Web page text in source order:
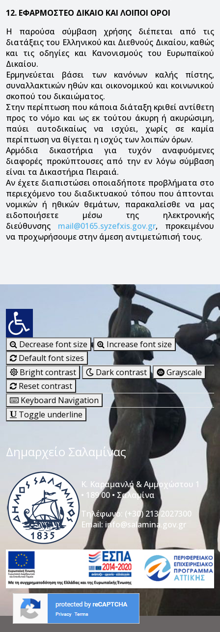
12. ΕΦΑΡΜΟΣΤΕΟ ΔΙΚΑΙΟ ΚΑΙ ΛΟΙΠΟΙ ΟΡΟΙ
Η παρούσα σύμβαση χρήσης διέπεται από τις
διατάξεις του Ελληνικού και Διεθνούς Δικαίου, καθώς
και τις οδηγίες και Κανονισμούς του Ευρωπαϊκού
Δικαίου.
Ερμηνεύεται βάσει των κανόνων καλής πίστης,
συναλλακτικών ηθών και οικονομικού και κοινωνικού
σκοπού του δικαιώματος.
Στην περίπτωση που κάποια διάταξη κριθεί αντίθετη
προς το νόμο και ως εκ τούτου άκυρη ή ακυρώσιμη,
παύει αυτοδικαίως να ισχύει, χωρίς σε καμία
περίπτωση να θίγεται η ισχύς των λοιπών όρων.
Αρμόδια δικαστήρια για τυχόν αναφυόμενες
διαφορές προκύπτουσες από την εν λόγω σύμβαση
είναι τα Δικαστήρια Πειραιά.
Αν έχετε διαπιστώσει οποιαδήποτε προβλήματα στο
περιεχόμενο του διαδικτυακού τόπου που άπτονται
νομικών ή ηθικών θεμάτων, παρακαλείσθε να μας
ειδοποιήσετε μέσω της ηλεκτρονικής
διεύθυνσης mail@0165.syzefxis.gov.gr, προκειμένου
να προχωρήσουμε στην άμεση αντιμετώπισή τους.
Decrease font size
Increase font size
Default font sizes
Bright contrast
Dark contrast
Grayscale
Reset contrast
Keyboard Navigation
Toggle underline
Δημαρχείο Σαλαμίνας
Κ. Καραμανλή & Αμμοχώστου 1
• 189 00 • Σαλαμίνα
Τηλέφωνο: (+30) 213 2027300
Email: info@salamina.gov.gr